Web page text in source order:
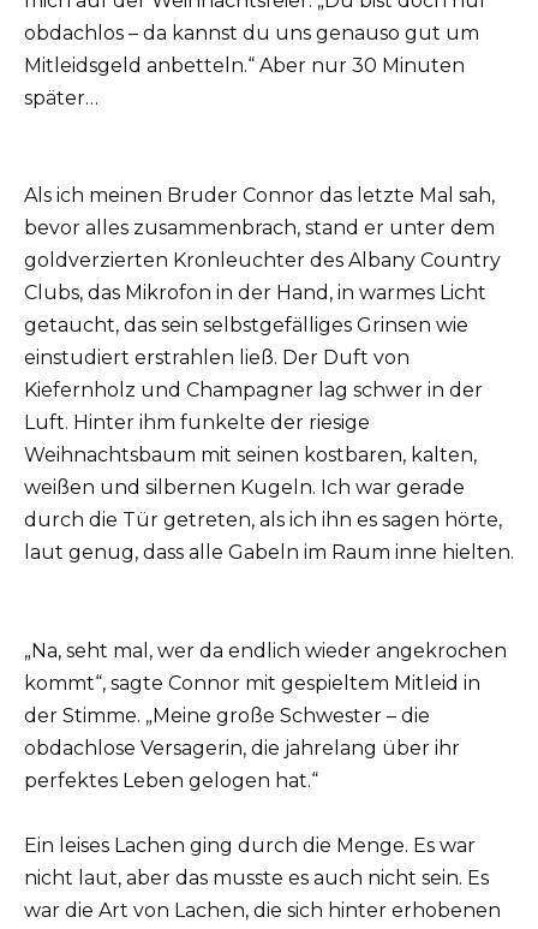
obdachlos – da kannst du uns genauso gut um
Mitleidsgeld anbetteln.“ Aber nur 30 Minuten
später…
Als ich meinen Bruder Connor das letzte Mal sah,
bevor alles zusammenbrach, stand er unter dem
goldverzierten Kronleuchter des Albany Country
Clubs, das Mikrofon in der Hand, in warmes Licht
getaucht, das sein selbstgefälliges Grinsen wie
einstudiert erstrahlen ließ. Der Duft von
Kiefernholz und Champagner lag schwer in der
Luft. Hinter ihm funkelte der riesige
Weihnachtsbaum mit seinen kostbaren, kalten,
weißen und silbernen Kugeln. Ich war gerade
durch die Tür getreten, als ich ihn es sagen hörte,
laut genug, dass alle Gabeln im Raum inne hielten.
„Na, seht mal, wer da endlich wieder angekrochen
kommt“, sagte Connor mit gespieltem Mitleid in
der Stimme. „Meine große Schwester – die
obdachlose Versagerin, die jahrelang über ihr
perfektes Leben gelogen hat.“
Ein leises Lachen ging durch die Menge. Es war
nicht laut, aber das musste es auch nicht sein. Es
war die Art von Lachen, die sich hinter erhobenen